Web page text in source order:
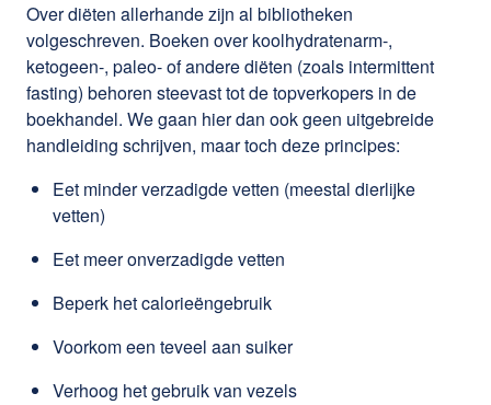
Over diëten allerhande zijn al bibliotheken
volgeschreven. Boeken over koolhydratenarm-,
ketogeen-, paleo- of andere diëten (zoals intermittent
fasting) behoren steevast tot de topverkopers in de
boekhandel. We gaan hier dan ook geen uitgebreide
handleiding schrijven, maar toch deze principes:
Eet minder verzadigde vetten (meestal dierlijke
vetten)
Eet meer onverzadigde vetten
Beperk het calorieëngebruik
Voorkom een teveel aan suiker
Verhoog het gebruik van vezels